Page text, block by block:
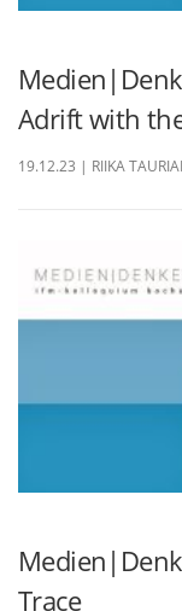
Adrift with
19.12.23 | RIIKA
Trace